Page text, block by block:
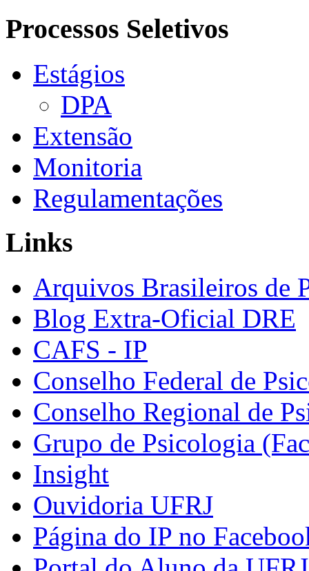
Processos Seletivos
Estágios
DPA
Extensão
Monitoria
Regulamentações
Links
Arquivos Brasileiros de
Blog Extra-Oficial DRE
CAFS - IP
Conselho Federal de
Conselho Regional de
Grupo de Psicologia
Insight
Ouvidoria UFRJ
Página do IP no